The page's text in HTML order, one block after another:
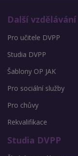
Další vzdělávání
Pro učitele DVPP
Studia DVPP
Šablony OP JAK
Pro sociální služby
Pro chůvy
Rekvalifikace
Studia DVPP